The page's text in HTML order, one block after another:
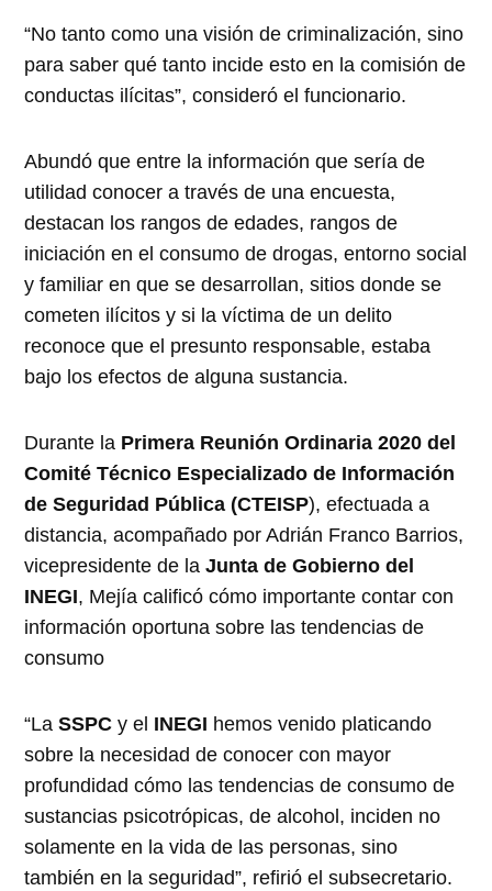
“No tanto como una visión de criminalización, sino
para saber qué tanto incide esto en la comisión de
conductas ilícitas”, consideró el funcionario.
Abundó que entre la información que sería de
utilidad conocer a través de una encuesta,
destacan los rangos de edades, rangos de
iniciación en el consumo de drogas, entorno social
y familiar en que se desarrollan, sitios donde se
cometen ilícitos y si la víctima de un delito
reconoce que el presunto responsable, estaba
bajo los efectos de alguna sustancia.
Durante la Primera Reunión Ordinaria 2020 del
Comité Técnico Especializado de Información
de Seguridad Pública (CTEISP), efectuada a
distancia, acompañado por Adrián Franco Barrios,
vicepresidente de laJunta de Gobierno del
INEGI, Mejía calificó cómo importante contar con
información oportuna sobre las tendencias de
consumo
“LaSSPC y el INEGI hemos venido platicando
sobre la necesidad de conocer con mayor
profundidad cómo las tendencias de consumo de
sustancias psicotrópicas, de alcohol, inciden no
solamente en la vida de las personas, sino
también en la seguridad”, refirió el subsecretario.